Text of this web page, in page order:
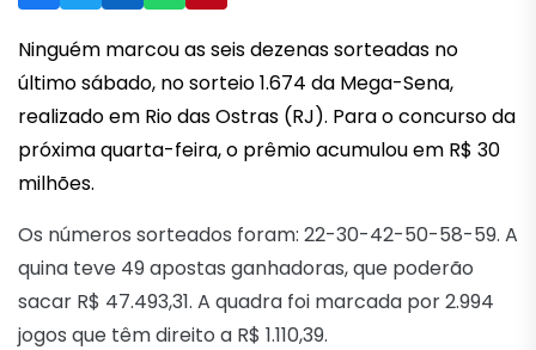
Ninguém marcou as seis dezenas sorteadas no
último sábado, no sorteio 1.674 da Mega-Sena,
realizado em Rio das Ostras (RJ). Para o concurso da
próxima quarta-feira, o prêmio acumulou em R$ 30
milhões.
Os números sorteados foram: 22-30-42-50-58-59. A
quina teve 49 apostas ganhadoras, que poderão
sacar R$ 47.493,31. A quadra foi marcada por 2.994
jogos que têm direito a R$ 1.110,39.